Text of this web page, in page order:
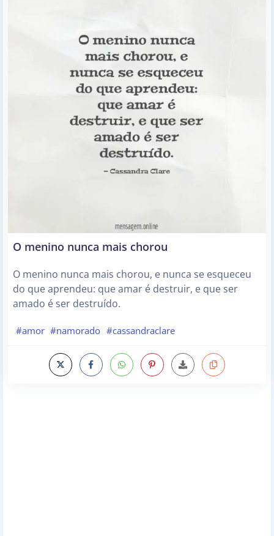
O menino nunca mais chorou
O menino nunca mais chorou, e nunca se esqueceu
do que aprendeu: que amar é destruir, e que ser
amado é ser destruído.
#amor #namorado #cassandraclare